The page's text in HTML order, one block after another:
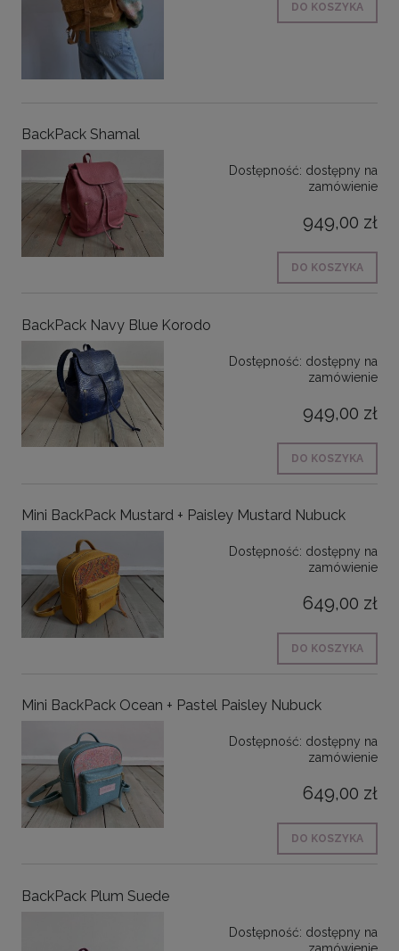
DO KOSZYKA
BackPack Shamal
Dostępność: dostępny na
zamówienie
949,00 zł
DO KOSZYKA
BackPack Navy Blue Korodo
Dostępność: dostępny na
zamówienie
949,00 zł
DO KOSZYKA
Mini BackPack Mustard + Paisley Mustard Nubuck
Dostępność: dostępny na
zamówienie
649,00 zł
DO KOSZYKA
Mini BackPack Ocean + Pastel Paisley Nubuck
Dostępność: dostępny na
zamówienie
649,00 zł
DO KOSZYKA
BackPack Plum Suede
Dostępność: dostępny na